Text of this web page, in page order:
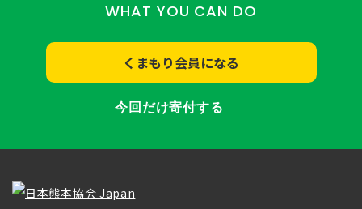
WHAT YOU CAN DO
くまもり会員になる
今回だけ寄付する